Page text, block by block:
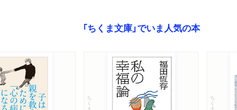
「ちくま文庫」でいま人気の本
ちくま文庫 ちくま文庫